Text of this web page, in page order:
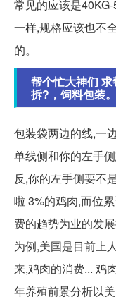
常见的应该是
一样,规格应该也不
的。
帮个忙大神们
拆?，饲料包装。
包装袋两边的线,一
单线侧和你的左手
反,你的左手侧要不
啦 3%的鸡肉,而位
费的趋势为业的发
为例,美国是目前上
来,鸡肉的消费... 鸡
年养殖前景分析以